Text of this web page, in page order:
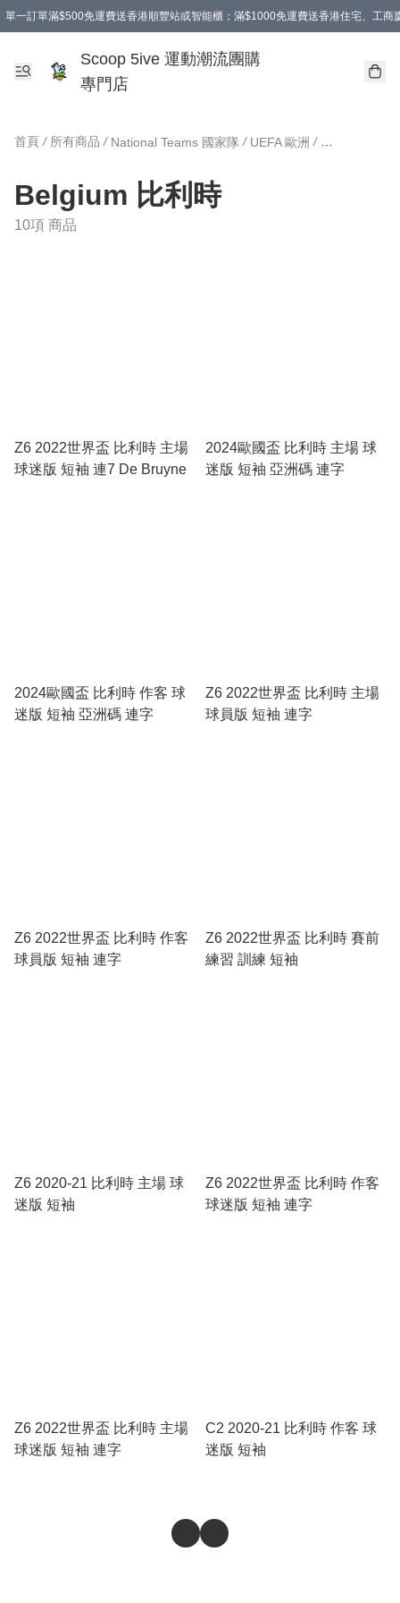
單一訂單滿$500免運費送香港順豐站或智能櫃；滿$1000免運費送香港住宅、工商
Scoop 5ive 運動潮流團購
專門店
首頁 / 所有商品 / National Teams 國家隊 / UEFA 歐洲 / Belgium 比
Belgium 比利時
10項 商品
Z6 2022世界盃 比利時 主場
球迷版 短袖 連7 De Bruyne
2024歐國盃 比利時 主場 球
迷版 短袖 亞洲碼 連字
2024歐國盃 比利時 作客 球
迷版 短袖 亞洲碼 連字
Z6 2022世界盃 比利時 主場
球員版 短袖 連字
Z6 2022世界盃 比利時 作客
球員版 短袖 連字
Z6 2022世界盃 比利時 賽前
練習 訓練 短袖
Z6 2020-21 比利時 主場 球
迷版 短袖
Z6 2022世界盃 比利時 作客
球迷版 短袖 連字
Z6 2022世界盃 比利時 主場
球迷版 短袖 連字
C2 2020-21 比利時 作客 球
迷版 短袖